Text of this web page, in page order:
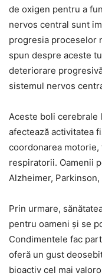
de oxigen pentru a
nervos central sunt
progresia proceselor
spun despre aceste
deteriorare
sistemul nervos
Aceste boli cerebrale
afectează activitatea
coordonarea
respiratorii. Oamenii
Alzheimer,
Prin urmare,
pentru oameni și se
Condimentele fac
oferă un gust
bioactiv cel mai